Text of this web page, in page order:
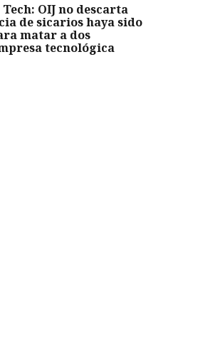
OIJ no descarta
de sicarios haya sido
matar a dos
tecnológica